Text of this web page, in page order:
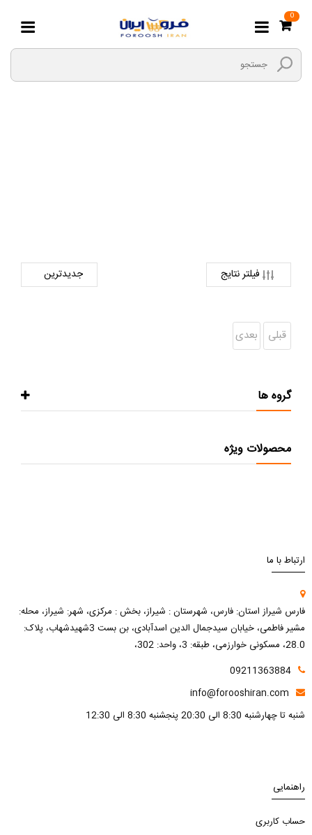
0
فیلتر نتایج
قبلی بعدی
گروه ها
محصولات ویژه
ارتباط با ما
فارس شیراز استان: فارس، شهرستان : شیراز، بخش : مرکزی، شهر: شیراز، محله:
مشیر فاطمی، خیابان سیدجمال الدین اسدآبادی، بن بست 3شهیدشهاب، پلاک:
28.0، مسکونی خوارزمی، طبقه: 3، واحد: 302،
09211363884
info@forooshiran.com
شنبه تا چهارشنبه 8:30 الی 20:30 پنجشنبه 8:30 الی 12:30
راهنمایی
حساب کاربری